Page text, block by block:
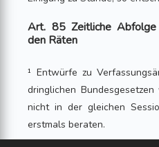
Art. 85 Zeitliche Abfolge
den Räten
¹ Entwürfe zu
dringlichen
nicht in der gleichen
erstmals beraten.